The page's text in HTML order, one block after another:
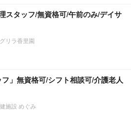
スタッフ/無資格可/午前のみ/デイサ
リラ香里園
フ」無資格可/シフト相談可/介護老人
施設 めぐみ